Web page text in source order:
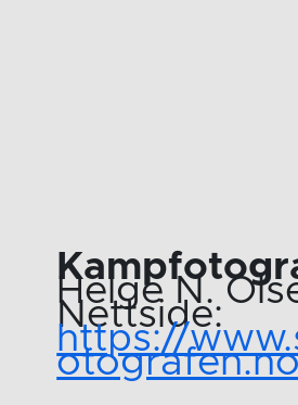
Helge N.
Nettside:
https://